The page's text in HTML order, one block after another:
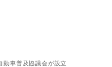
車普及協議会が設立